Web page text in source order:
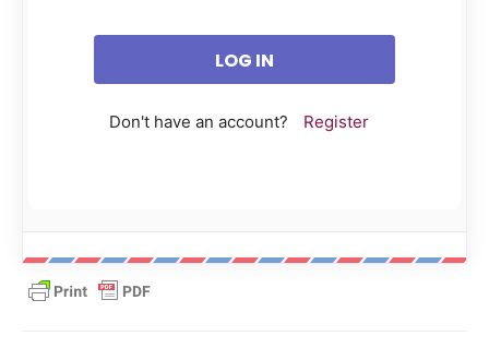
Don't have an account? Register